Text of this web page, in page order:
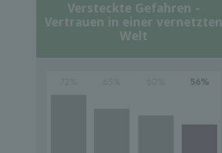
Versteckte Gefahren -
Vertrauen in einer vernetzten
Welt